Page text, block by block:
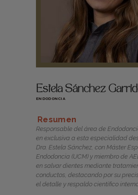
Estela Sánchez
ENDODONCIA
Responsable del área de
en exclusiva a esta especialidad
Dra. Estela Sánchez, con Máster
Endodoncia (UCM) y miembro de
en salvar dientes mediante
conductos, destacando por su
el detalle y respaldo científico